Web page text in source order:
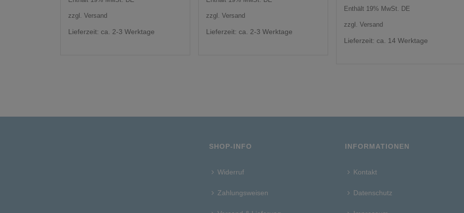
zzgl. Versand
Lieferzeit: ca. 2-3 Werktage
zzgl. Versand
Lieferzeit: ca. 2-3 Werktage
Enthält 19% MwSt. DE
zzgl. Versand
Lieferzeit: ca. 14 Werktage
SHOP-INFO
Widerruf
Zahlungsweisen
INFORMATIONEN
Kontakt
Datenschutz